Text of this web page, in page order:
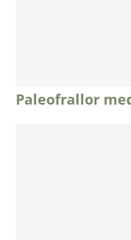
Paleofrallor